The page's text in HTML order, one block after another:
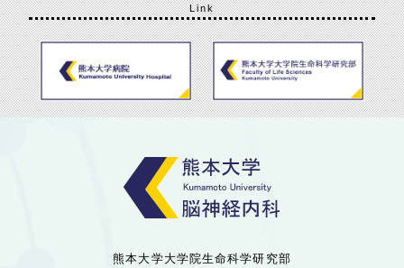
Link
熊本大学大学院生命科学研究部